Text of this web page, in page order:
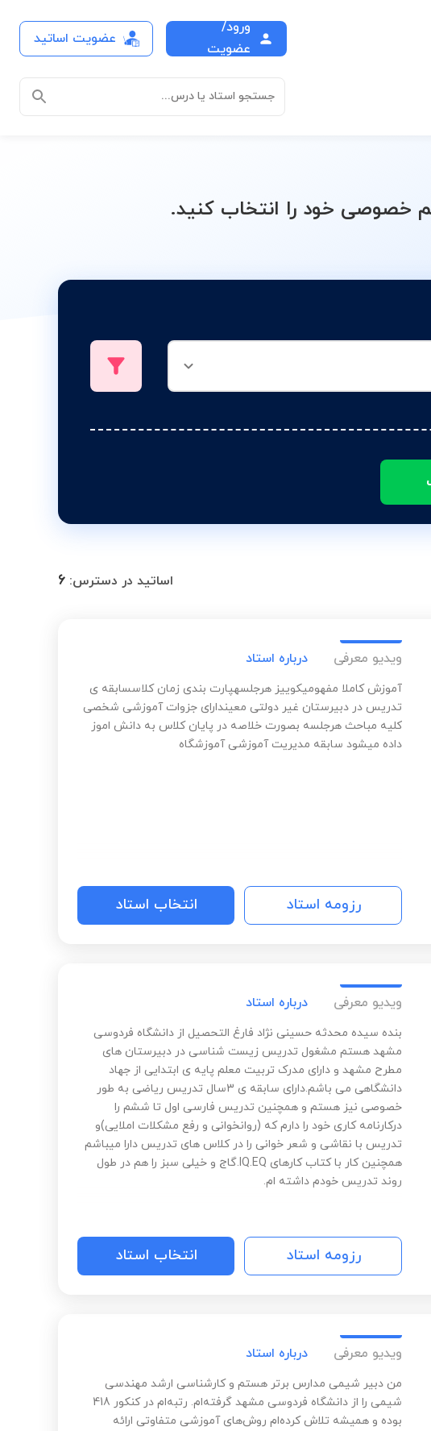
ورود/
عضویت
عضویت اساتید
جستجو استاد یا درس...
خود را انتخاب کنید.
اساتید در دسترس: 6
ویدیو معرفی درباره استاد
آموزش کاملا مفهومیکوییز هرجلسهپارت بندی زمان کلاسسابقه ی
تدریس در دبیرستان غیر دولتی معیندارای جزوات آموزشی شخصی
کلیه مباحث هرجلسه بصورت خلاصه در پایان کلاس به دانش اموز
داده میشود سابقه مدیریت آموزشی آموزشگاه
رزومه استاد انتخاب استاد
ویدیو معرفی درباره استاد
بنده سیده محدثه حسینی نژاد فارغ التحصیل از دانشگاه فردوسی
مشهد هستم مشغول تدریس زیست شناسی در دبیرستان های
مطرح مشهد و دارای مدرک تربیت معلم پایه ی ابتدایی از جهاد
دانشگاهی می باشم.دارای سابقه ی 3سال تدریس ریاضی به طور
خصوصی نیز هستم و همچنین تدریس فارسی اول تا ششم را
درکارنامه کاری خود را دارم که (روانخوانی و رفع مشکلات املایی)و
تدریس با نقاشی و شعر خوانی را در کلاس های تدریس دارا میباشم
همچنین کار با کتاب کارهای IQ.EQ.گاج و خیلی سبز را هم در طول
روند تدریس خودم داشته ام.
رزومه استاد انتخاب استاد
ویدیو معرفی درباره استاد
من دبیر شیمی مدارس برتر هستم و کارشناسی ارشد مهندسی
شیمی را از دانشگاه فردوسی مشهد گرفته‌ام. رتبه‌ام در کنکور 418
بوده و همیشه تلاش کرده‌ام روش‌های آموزشی متفاوتی ارائه